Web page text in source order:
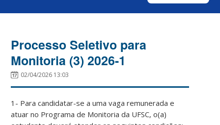
Processo Seletivo para
Monitoria (3) 2026-1
02/04/2026 13:03
1- Para candidatar-se a uma vaga remunerada e
atuar no Programa de Monitoria da UFSC, o(a)